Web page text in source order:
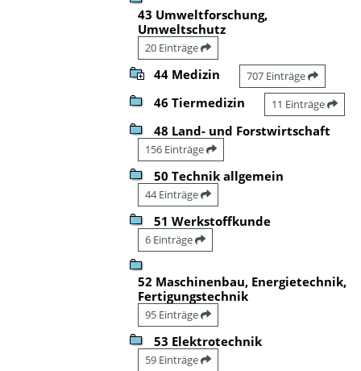
43 Umweltforschung,
Umweltschutz
20 Einträge
44 Medizin 707 Einträge
46 Tiermedizin 11 Einträge
48 Land- und Forstwirtschaft
156 Einträge
50 Technik allgemein
44 Einträge
51 Werkstoffkunde
6 Einträge
52 Maschinenbau, Energietechnik,
Fertigungstechnik
95 Einträge
53 Elektrotechnik
59 Einträge